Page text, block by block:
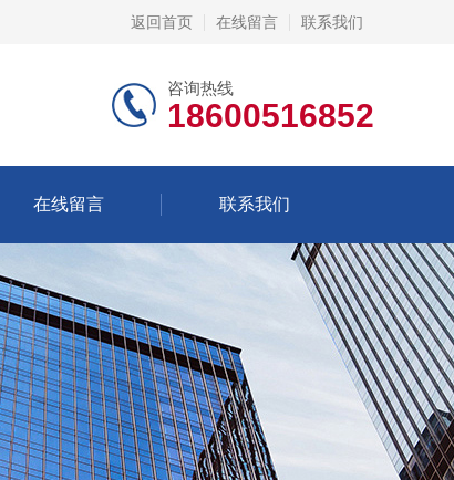
返回首页 在线留言 联系我们
咨询热线
18600516852
在线留言 联系我们